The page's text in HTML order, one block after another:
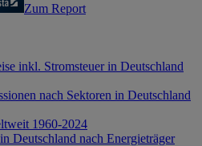
Zum Report
inkl. Stromsteuer in Deutschland
nach Sektoren in Deutschland
1960-2024
Deutschland nach Energieträger